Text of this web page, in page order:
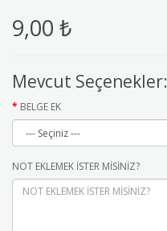
9,00 ₺
Mevcut Seçenekler:
BELGE EK
NOT EKLEMEK İSTER MİSİNİZ?